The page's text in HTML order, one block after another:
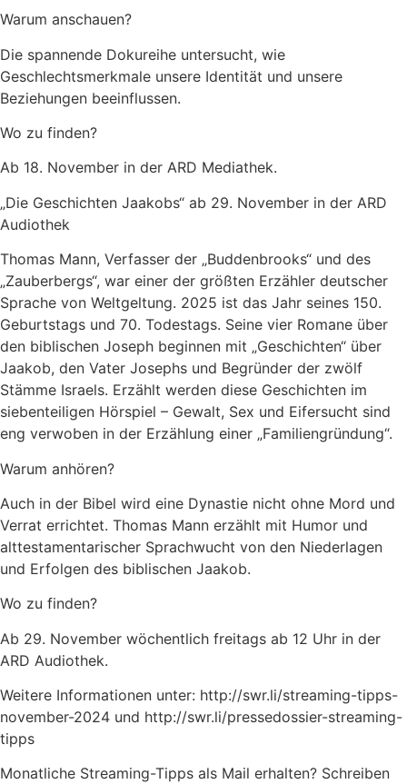
Warum anschauen?
Die spannende Dokureihe untersucht, wie
Geschlechtsmerkmale unsere Identität und unsere
Beziehungen beeinflussen.
Wo zu finden?
Ab 18. November in der ARD Mediathek.
„Die Geschichten Jaakobs“ ab 29. November in der ARD
Audiothek
Thomas Mann, Verfasser der „Buddenbrooks“ und des
„Zauberbergs“, war einer der größten Erzähler deutscher
Sprache von Weltgeltung. 2025 ist das Jahr seines 150.
Geburtstags und 70. Todestags. Seine vier Romane über
den biblischen Joseph beginnen mit „Geschichten“ über
Jaakob, den Vater Josephs und Begründer der zwölf
Stämme Israels. Erzählt werden diese Geschichten im
siebenteiligen Hörspiel – Gewalt, Sex und Eifersucht sind
eng verwoben in der Erzählung einer „Familiengründung“.
Warum anhören?
Auch in der Bibel wird eine Dynastie nicht ohne Mord und
Verrat errichtet. Thomas Mann erzählt mit Humor und
alttestamentarischer Sprachwucht von den Niederlagen
und Erfolgen des biblischen Jaakob.
Wo zu finden?
Ab 29. November wöchentlich freitags ab 12 Uhr in der
ARD Audiothek.
Weitere Informationen unter: http://swr.li/streaming-tipps-
november-2024 und http://swr.li/pressedossier-streaming-
tipps
Monatliche Streaming-Tipps als Mail erhalten? Schreiben